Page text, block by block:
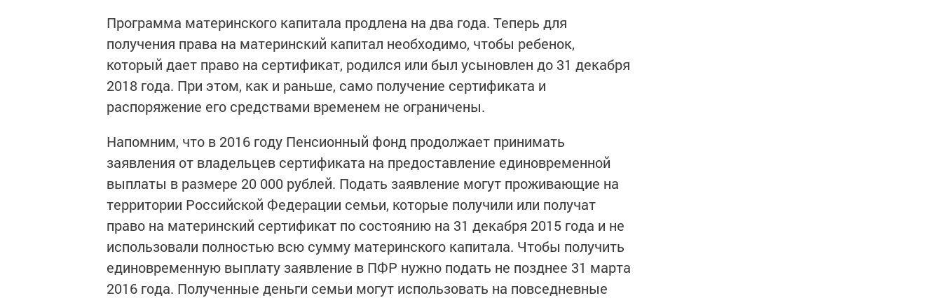
Программа материнского капитала продлена на два года. Теперь для
получения права на материнский капитал необходимо, чтобы ребенок,
который дает право на сертификат, родился или был усыновлен до 31 декабря
2018 года. При этом, как и раньше, само получение сертификата и
распоряжение его средствами временем не ограничены.
Напомним, что в 2016 году Пенсионный фонд продолжает принимать
заявления от владельцев сертификата на предоставление единовременной
выплаты в размере 20 000 рублей. Подать заявление могут проживающие на
территории Российской Федерации семьи, которые получили или получат
право на материнский сертификат по состоянию на 31 декабря 2015 года и не
использовали полностью всю сумму материнского капитала. Чтобы получить
единовременную выплату заявление в ПФР нужно подать не позднее 31 марта
2016 года. Полученные деньги семьи могут использовать на повседневные